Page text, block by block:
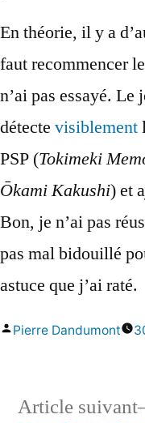
En théorie, il y a
faut recommencer
n’ai pas essayé.
détecte visiblement
PSP (Tokimeki
Ōkami Kakushi) et
Bon, je n’ai pas
pas mal bidouillé
astuce que j’ai raté.
Publié
Pierre Dandumont
Article suivant